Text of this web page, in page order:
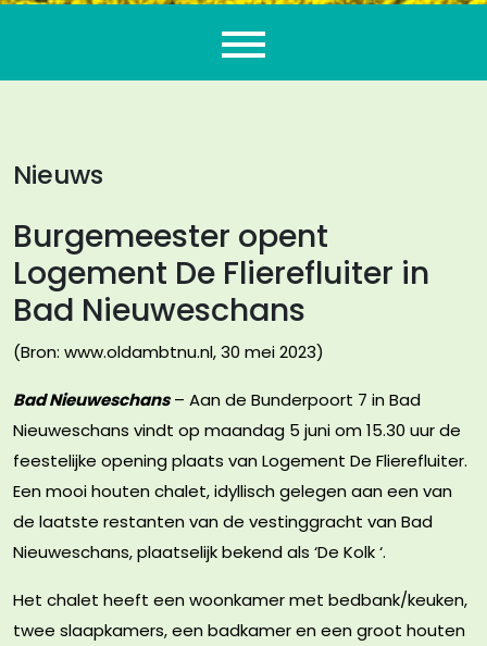
Flierefluiter
Nieuws
Burgemeester opent
Logement De Flierefluiter in
Bad Nieuweschans
(Bron: www.oldambtnu.nl, 30 mei 2023)
Bad Nieuweschans– Aan de Bunderpoort 7 in Bad
Nieuweschans vindt op maandag 5 juni om 15.30 uur de
feestelijke opening plaats van Logement De Flierefluiter.
Een mooi houten chalet, idyllisch gelegen aan een van
de laatste restanten van de vestinggracht van Bad
Nieuweschans, plaatselijk bekend als ‘De Kolk ‘.
Het chalet heeft een woonkamer met bedbank/keuken,
twee slaapkamers, een badkamer en een groot houten